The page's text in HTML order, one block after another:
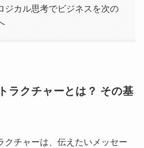
カル思考でビジネスを次の
ラクチャーとは？ その基
クチャーは、伝えたいメッセー